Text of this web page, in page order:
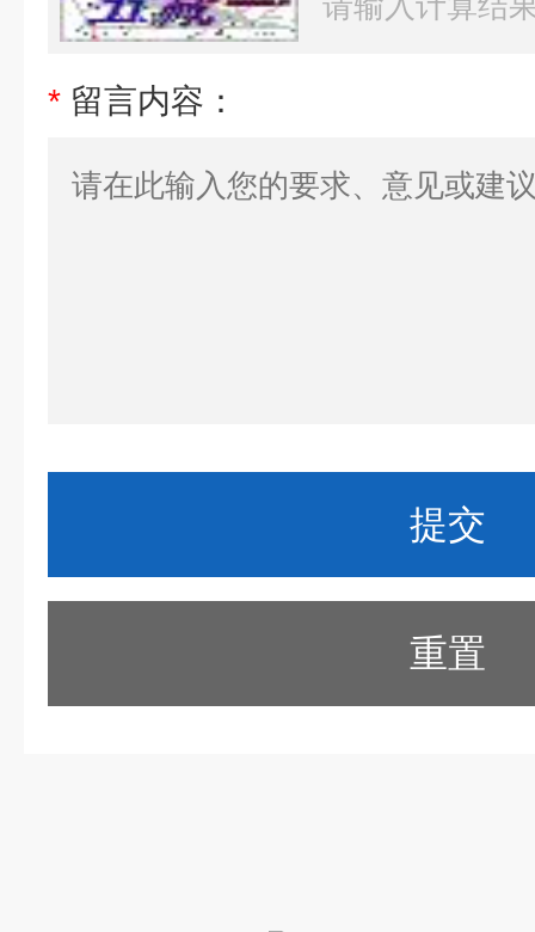
* 留言内容：
重置